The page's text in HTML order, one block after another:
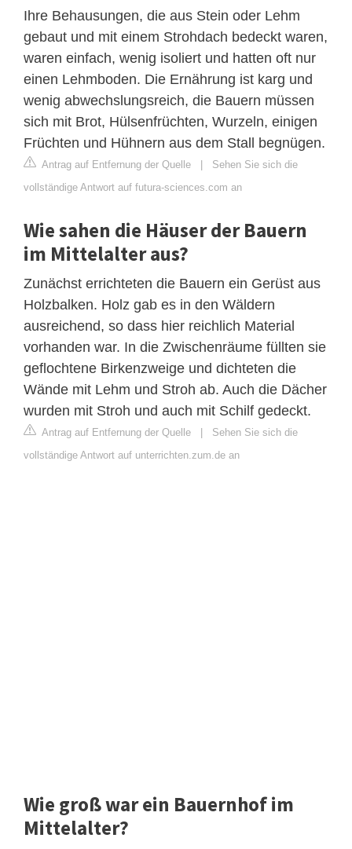
Ihre Behausungen, die aus Stein oder Lehm
gebaut und mit einem Strohdach bedeckt waren,
waren einfach, wenig isoliert und hatten oft nur
einen Lehmboden. Die Ernährung ist karg und
wenig abwechslungsreich, die Bauern müssen
sich mit Brot, Hülsenfrüchten, Wurzeln, einigen
Früchten und Hühnern aus dem Stall begnügen.
Antrag auf Entfernung der Quelle
Sehen Sie sich die
vollständige Antwort auf futura-sciences.com an
Wie sahen die Häuser der Bauern
im Mittelalter aus?
Zunächst errichteten die Bauern ein Gerüst aus
Holzbalken. Holz gab es in den Wäldern
ausreichend, so dass hier reichlich Material
vorhanden war. In die Zwischenräume füllten sie
geflochtene Birkenzweige und dichteten die
Wände mit Lehm und Stroh ab. Auch die Dächer
wurden mit Stroh und auch mit Schilf gedeckt.
Antrag auf Entfernung der Quelle
Sehen Sie sich die
vollständige Antwort auf unterrichten.zum.de an
Wie groß war ein Bauernhof im
Mittelalter?